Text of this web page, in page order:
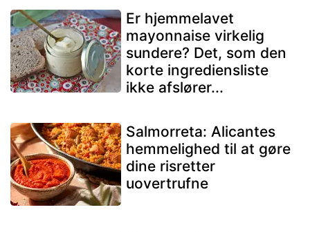
Er hjemmelavet
mayonnaise virkelig
sundere? Det, som den
korte ingrediensliste
ikke afslører...
Salmorreta: Alicantes
hemmelighed til at gøre
dine risretter
uovertrufne